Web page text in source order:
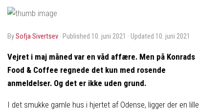
bySofja Sivertsev · Published 10. juni 2021 · Updated 10. juni 2021
Vejret i maj måned var en våd affære. Men på Konrads
Food & Coffee regnede det kun med rosende
anmeldelser. Og det er ikke uden grund.
I det smukke gamle hus i hjertet af Odense, ligger der en lille